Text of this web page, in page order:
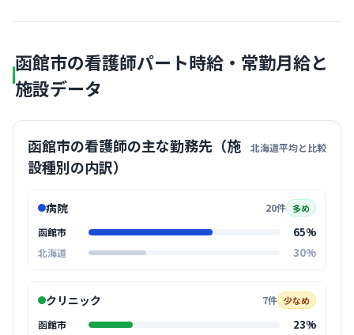
函館市の看護師パート時給・常勤月給と
施設データ
函館市の看護師の主な勤務先（施
設種別の内訳）
北海道平均と比較
病院 20件 多め
函館市 65%
北海道 30%
クリニック 7件 少なめ
函館市 23%